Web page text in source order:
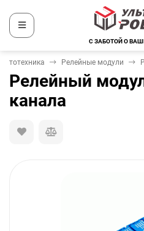
С ЗАБОТОЙ О
Релейные модули
Релейный
канала